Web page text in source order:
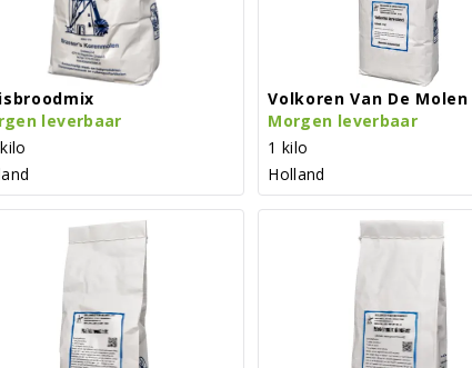
leverbaar
Volkoren Van De Molen
Morgen leverbaar
1 kilo
Holland